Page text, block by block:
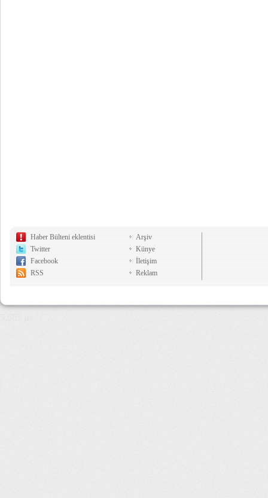
Haber Bülteni eklentisi
Twitter
Facebook
RSS
Arşiv
Künye
İletişim
Reklam